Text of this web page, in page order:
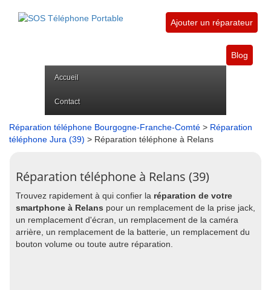
Ajouter un réparateur
Blog
Accueil
Contact
Réparation téléphone Bourgogne-Franche-Comté > Réparation
téléphone Jura (39) > Réparation téléphone à Relans
Réparation téléphone à Relans (39)
Trouvez rapidement à qui confier la réparation de votre
smartphone à Relans pour un remplacement de la prise jack,
un remplacement d'écran, un remplacement de la caméra
arrière, un remplacement de la batterie, un remplacement du
bouton volume ou toute autre réparation.